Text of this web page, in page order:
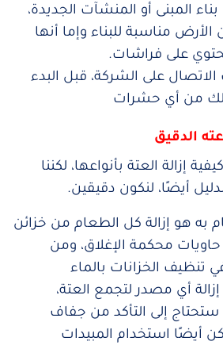
المبنى أو المنشآت الجديدة،
مناسبة للبناء وإما أنها
على فراشات.
على الشركة، قبل البدء
من أي حشرات
الدقيق
إزالة العتة بأنواعها، لكننا
أيضًا، لنكون دقيقين.
به هو إزالة كل الطعام من خزائن
محكمة الإغلاق، ومن
تنظيف الخزانات بالماء
أي مصدر لتجمع العتة،
ستحتاج إلى التأكد من جفاف
أيضًا استخدام المبيدات